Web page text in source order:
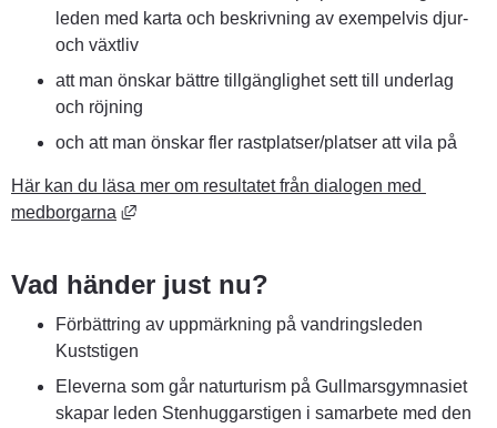
leden med karta och beskrivning av exempelvis djur-
och växtliv
att man önskar bättre tillgänglighet sett till underlag
och röjning
och att man önskar fler rastplatser/platser att vila på
Här kan du läsa mer om resultatet från dialogen med
medborgarna
Länk till annan webbplats, öppnas i nytt
Vad händer just nu?
Förbättring av uppmärkning på vandringsleden
Kuststigen
Eleverna som går naturturism på Gullmarsgymnasiet
skapar leden Stenhuggarstigen i samarbete med den